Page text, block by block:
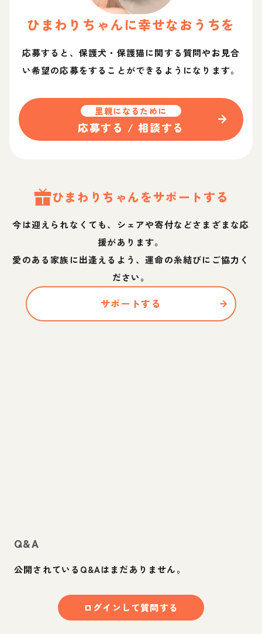
ひまわり ちゃんに幸せなおうちを
応募すると、保護犬・保護猫に関する質問やお見合
い希望の応募をすることができるようになります。
里親になるために
応募する / 相談する
ひまわり ちゃんをサポートする
今は迎えられなくても、シェアや寄付などさまざまな応
援があります。
愛のある家族に出逢えるよう、運命の糸結びにご協力く
ださい。
サポートする
Q&A
公開されているQ&Aはまだありません。
ログインして質問する